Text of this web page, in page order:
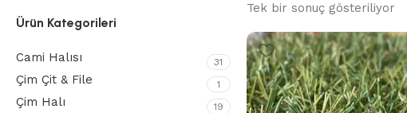
Ürün Kategorileri
Cami Halısı 31
Çim Çit & File 1
Çim Halı 19
Tek bir sonuç gösteriliyor